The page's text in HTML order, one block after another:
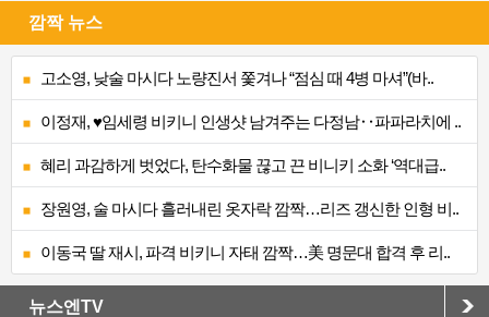
깜짝 뉴스
고소영, 낮술 마시다 노량진서 쫓겨나 “점심 때 4병 마셔”(바..
이정재, ♥임세령 비키니 인생샷 남겨주는 다정남‥파파라치에 ..
혜리 과감하게 벗었다, 탄수화물 끊고 끈 비니키 소화 ‘역대급..
장원영, 술 마시다 흘러내린 옷자락 깜짝…리즈 갱신한 인형 비..
이동국 딸 재시, 파격 비키니 자태 깜짝…美 명문대 합격 후 리..
뉴스엔TV